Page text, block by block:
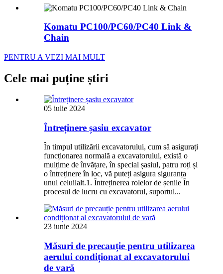
Komatu PC100/PC60/PC40 Link &
Chain
PENTRU A VEZI MAI MULT
Cele mai puține știri
05 iulie 2024
Întreținere șasiu excavator
În timpul utilizării excavatorului, cum să asigurați
funcționarea normală a excavatorului, există o
mulțime de învățare, în special șasiul, patru roți și
o întreținere în loc, vă puteți asigura siguranța
unul celuilalt.1. Întreținerea rolelor de șenile În
procesul de lucru cu excavatorul, suportul...
23 iunie 2024
Măsuri de precauție pentru utilizarea
aerului condiționat al excavatorului
de vară